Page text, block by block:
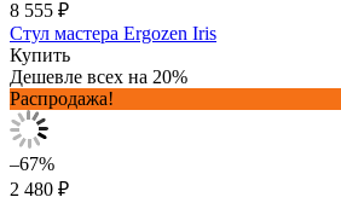
8 555 ₽
Стул мастера Ergozen Iris
Купить
Дешевле всех на 20%
Распродажа!
–67%
2 480 ₽